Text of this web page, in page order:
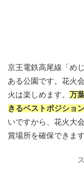
京王電鉄高尾線「め
ある公園です。花火
火は楽しめます。 万
きるベストポジション
いですから、花火大
賞場所を確保できます